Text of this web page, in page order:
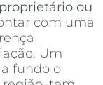
ou
com uma
Um
fundo o